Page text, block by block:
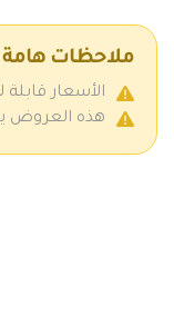
ملاحظات هامة
الأسعار
هذه العروض